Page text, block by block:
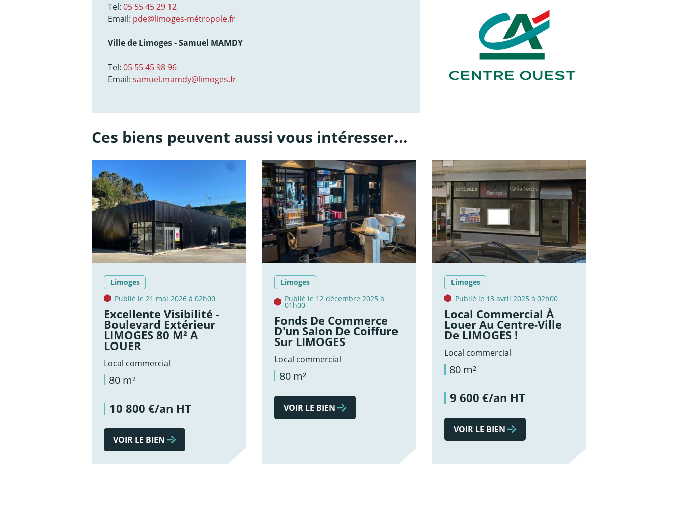
Tel: 05 55 45 29 12
Email: pde@limoges-métropole.fr
Ville de Limoges - Samuel MAMDY
Tel: 05 55 45 98 96
Email: samuel.mamdy@limoges.fr
Ces biens peuvent aussi vous intéresser...
Limoges
Publié le 21 mai 2026 à 02h00
Excellente Visibilité -
Boulevard Extérieur
LIMOGES 80 M² A
LOUER
Local commercial
80 m²
10 800 €/an HT
VOIR LE BIEN
Limoges
Publié le 12 décembre 2025 à
01h00
Fonds De Commerce
D'un Salon De Coiffure
Sur LIMOGES
Local commercial
80 m²
VOIR LE BIEN
Limoges
Publié le 13 avril 2025 à 02h00
Local Commercial À
Louer Au Centre-Ville
De LIMOGES !
Local commercial
80 m²
9 600 €/an HT
VOIR LE BIEN